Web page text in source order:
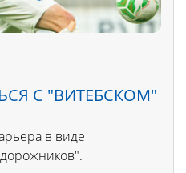
С "ВИТЕБСКОМ"
в виде